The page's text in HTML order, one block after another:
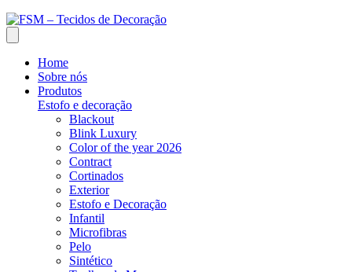
Home
Sobre nós
Produtos
Estofo e decoração
Blackout
Blink Luxury
Color of the year 2026
Contract
Cortinados
Exterior
Estofo e Decoração
Infantil
Microfibras
Pelo
Sintético